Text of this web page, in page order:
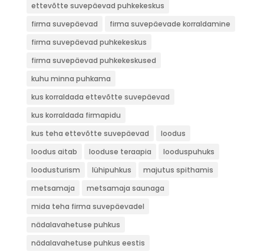
ettevõtte suvepäevad puhkekeskus
firma suvepäevad
firma suvepäevade korraldamine
firma suvepäevad puhkekeskus
firma suvepäevad puhkekeskused
kuhu minna puhkama
kus korraldada ettevõtte suvepäevad
kus korraldada firmapidu
kus teha ettevõtte suvepäevad
loodus
loodus aitab
looduse teraapia
looduspuhuks
loodusturism
lühipuhkus
majutus spithamis
metsamaja
metsamaja saunaga
mida teha firma suvepäevadel
nädalavahetuse puhkus
nädalavahetuse puhkus eestis